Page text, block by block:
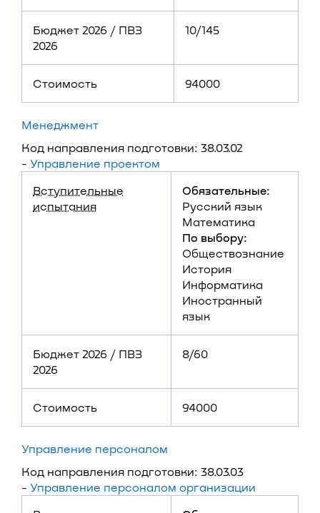
Бюджет 2026 / ПВЗ
2026
10/145
Стоимость 94000
Менеджмент
Код направления подготовки: 38.03.02
- Управление проектом
Вступительные
испытания
Обязательные:
Русский язык
Математика
По выбору:
Обществознание
История
Информатика
Иностранный
язык
Бюджет 2026 / ПВЗ
2026
8/60
Стоимость 94000
Управление персоналом
Код направления подготовки: 38.03.03
- Управление персоналом организации